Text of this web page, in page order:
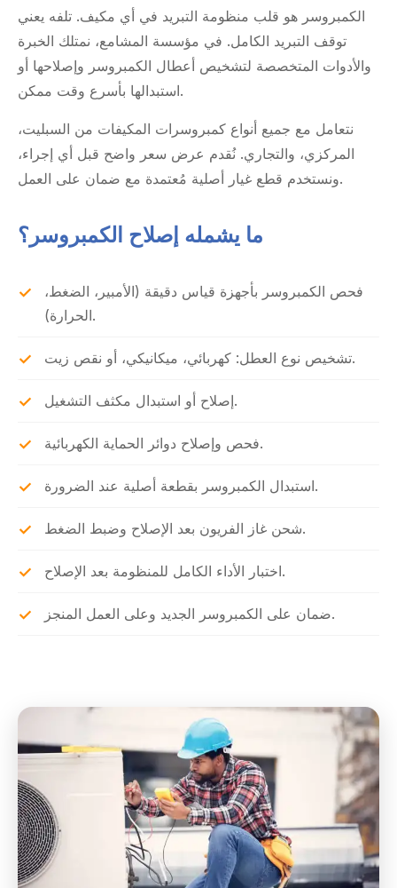
الكمبروسر هو قلب منظومة التبريد في أي مكيف. تلفه يعني
توقف التبريد الكامل. في مؤسسة المشامع، نمتلك الخبرة
والأدوات المتخصصة لتشخيص أعطال الكمبروسر وإصلاحها أو
استبدالها بأسرع وقت ممكن.
نتعامل مع جميع أنواع كمبروسرات المكيفات من السبليت،
المركزي، والتجاري. نُقدم عرض سعر واضح قبل أي إجراء،
ونستخدم قطع غيار أصلية مُعتمدة مع ضمان على العمل.
ما يشمله إصلاح الكمبروسر؟
فحص الكمبروسر بأجهزة قياس دقيقة (الأمبير، الضغط،
الحرارة).
تشخيص نوع العطل: كهربائي، ميكانيكي، أو نقص زيت.
إصلاح أو استبدال مكثف التشغيل.
فحص وإصلاح دوائر الحماية الكهربائية.
استبدال الكمبروسر بقطعة أصلية عند الضرورة.
شحن غاز الفريون بعد الإصلاح وضبط الضغط.
اختبار الأداء الكامل للمنظومة بعد الإصلاح.
ضمان على الكمبروسر الجديد وعلى العمل المنجز.